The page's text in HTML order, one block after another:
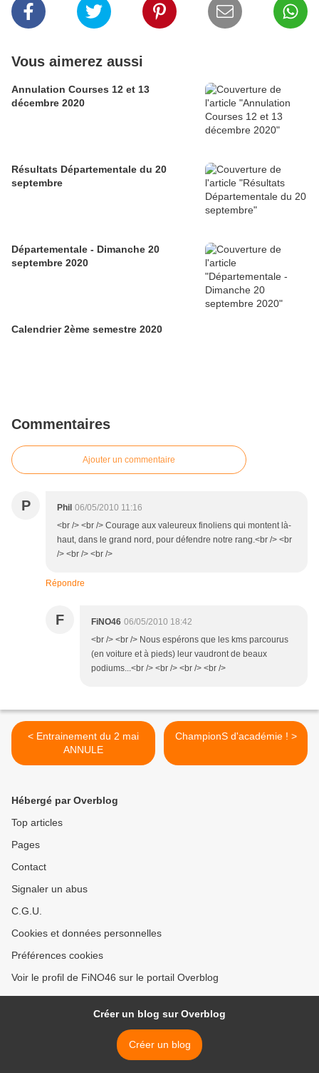
Vous aimerez aussi
Annulation Courses 12 et 13
décembre 2020
Résultats Départementale du 20
septembre
Départementale - Dimanche 20
septembre 2020
Calendrier 2ème semestre 2020
Commentaires
Ajouter un commentaire
P Phil 06/05/2010 11:16
<br /> <br /> Courage aux valeureux finoliens qui montent là-
haut, dans le grand nord, pour défendre notre rang.<br /> <br
/> <br /> <br />
Répondre
F FiNO46 06/05/2010 18:42
<br /> <br /> Nous espérons que les kms parcourus
(en voiture et à pieds) leur vaudront de beaux
podiums...<br /> <br /> <br /> <br />
< Entrainement du 2 mai
ANNULE
ChampionS d'académie ! >
Hébergé par Overblog
Top articles
Pages
Contact
Signaler un abus
C.G.U.
Cookies et données personnelles
Préférences cookies
Voir le profil de FiNO46 sur le portail Overblog
Créer un blog sur Overblog
Créer un blog